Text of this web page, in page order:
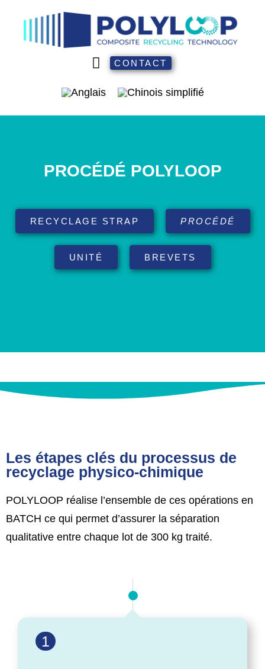
CONTACT
PROCÉDÉ POLYLOOP
RECYCLAGE STRAP PROCÉDÉ
UNITÉ BREVETS
Les étapes clés du processus de
recyclage physico-chimique
POLYLOOP réalise l’ensemble de ces opérations en
BATCH ce qui permet d’assurer la séparation
qualitative entre chaque lot de 300 kg traité.
1